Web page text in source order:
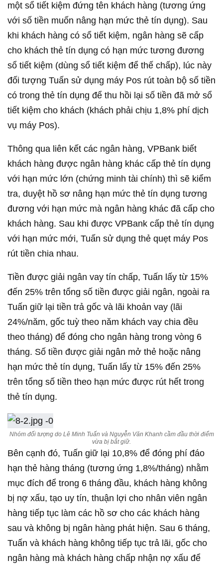
một sổ tiết kiệm đứng tên khách hàng (tương ứng
với số tiền muốn nâng hạn mức thẻ tín dụng). Sau
khi khách hàng có sổ tiết kiệm, ngân hàng sẽ cấp
cho khách thẻ tín dụng có hạn mức tương đương
sổ tiết kiệm (dùng sổ tiết kiệm để thế chấp), lúc này
đối tượng Tuấn sử dụng máy Pos rút toàn bộ số tiền
có trong thẻ tín dụng để thu hồi lại số tiền đã mở sổ
tiết kiệm cho khách (khách phải chịu 1,8% phí dịch
vụ máy Pos).
Thông qua liên kết các ngân hàng, VPBank biết
khách hàng được ngân hàng khác cấp thẻ tín dụng
với hạn mức lớn (chứng minh tài chính) thì sẽ kiểm
tra, duyệt hồ sơ nâng hạn mức thẻ tín dụng tương
đương với hạn mức mà ngân hàng khác đã cấp cho
khách hàng. Sau khi được VPBank cấp thẻ tín dụng
với hạn mức mới, Tuấn sử dụng thẻ quẹt máy Pos
rút tiền chia nhau.
Tiền được giải ngân vay tín chấp, Tuấn lấy từ 15%
đến 25% trên tổng số tiền được giải ngân, ngoài ra
Tuấn giữ lại tiền trả gốc và lãi khoản vay (lãi
24%/năm, gốc tuỳ theo năm khách vay chia đều
theo tháng) để đóng cho ngân hàng trong vòng 6
tháng. Số tiền được giải ngân mở thẻ hoặc nâng
hạn mức thẻ tín dụng, Tuấn lấy từ 15% đến 25%
trên tổng số tiền theo hạn mức được rút hết trong
thẻ tín dụng.
Nhóm đối tượng do Lê Minh Tuấn và Nguyễn Văn Khanh cầm đầu thời điểm
vừa bị bắt giữ.
Bên cạnh đó, Tuấn giữ lại 10,8% để đóng phí đáo
hạn thẻ hàng tháng (tương ứng 1,8%/tháng) nhằm
mục đích để trong 6 tháng đầu, khách hàng không
bị nợ xấu, tạo uy tín, thuận lợi cho nhân viên ngân
hàng tiếp tục làm các hồ sơ cho các khách hàng
sau và không bị ngân hàng phát hiện. Sau 6 tháng,
Tuấn và khách hàng không tiếp tục trả lãi, gốc cho
ngân hàng mà khách hàng chấp nhận nợ xấu để